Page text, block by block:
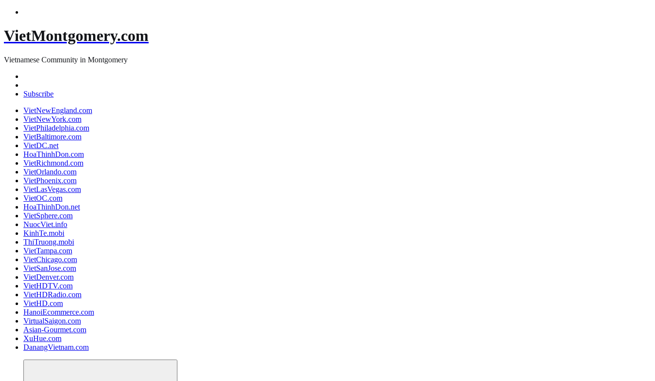
VietMontgomery.com
Vietnamese Community in Montgomery
Subscribe
VietNewEngland.com
VietNewYork.com
VietPhiladelphia.com
VietBaltimore.com
VietDC.net
HoaThinhDon.com
VietRichmond.com
VietOrlando.com
VietPhoenix.com
VietLasVegas.com
VietOC.com
HoaThinhDon.net
VietSphere.com
NuocViet.info
KinhTe.mobi
ThiTruong.mobi
VietTampa.com
VietChicago.com
VietSanJose.com
VietDenver.com
VietHDTV.com
VietHDRadio.com
VietHD.com
HanoiEcommerce.com
VirtualSaigon.com
Asian-Gourmet.com
XuHue.com
DanangVietnam.com